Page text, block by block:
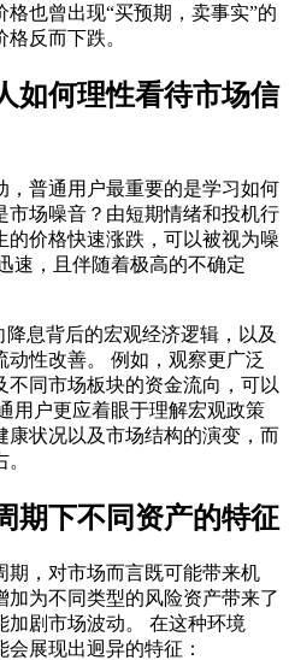
也曾出现“买预期，卖事实”的
反而下跌。
如何理性看待市场信
，普通用户最重要的是学习如何
市场噪音？由短期情绪和投机行
的价格快速涨跌，可以被视为噪
速，且伴随着极高的不确定
息背后的宏观经济逻辑，以及
性改善。 例如，观察更广泛
同市场板块的资金流向，可以
用户更应着眼于理解宏观政策
康状况以及市场结构的演变，而
期下不同资产的特征
期，对市场而言既可能带来机
为不同类型的风险资产带来了
剧市场波动。 在这种环境
展现出迥异的特征：